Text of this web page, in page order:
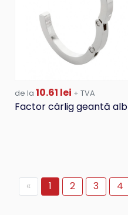
de la 10.61 lei + TVA
Factor cârlig geantă alb
« 1 2 3 4